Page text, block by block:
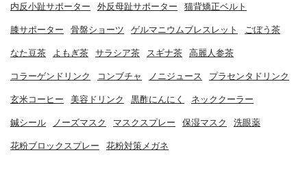
内反小趾サポーター 外反母趾サポーター 猫背矯正ベルト
膝サポーター 骨盤ショーツ ゲルマニウムブレスレット ごぼう茶
なた豆茶 よもぎ茶 サラシア茶 スギナ茶 高麗人参茶
コラーゲンドリンク コンブチャ ノニジュース プラセンタドリンク
玄米コーヒー 美容ドリンク 黒酢にんにく ネッククーラー
鍼シール ノーズマスク マスクスプレー 保湿マスク 洗眼薬
花粉ブロックスプレー 花粉対策メガネ